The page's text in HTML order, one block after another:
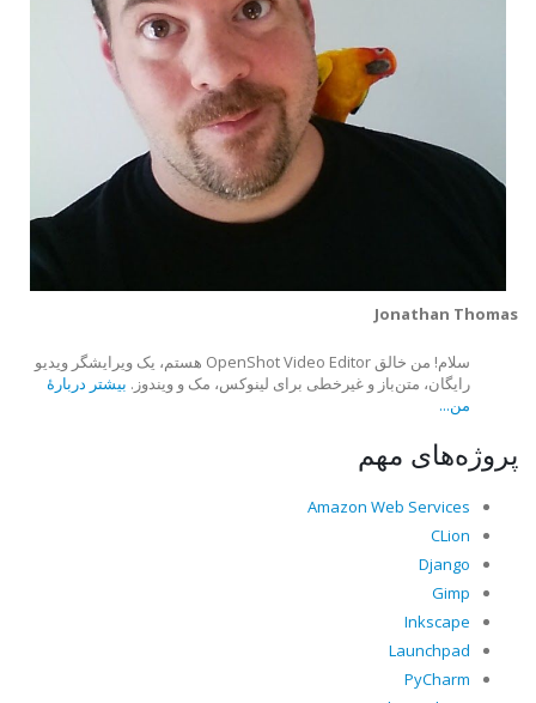
Jonathan Thomas
سلام! من خالق OpenShot Video Editor هستم، یک ویرایشگر ویدیو
رایگان، متن‌باز و غیرخطی برای لینوکس، مک و ویندوز. بیشتر دربارهٔ
من...
پروژه‌های مهم
Amazon Web Services
CLion
Django
Gimp
Inkscape
Launchpad
PyCharm